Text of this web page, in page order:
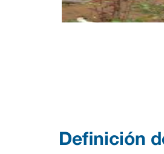
Definición